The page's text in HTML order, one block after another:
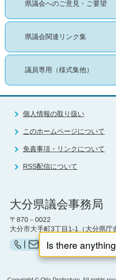
県議会へのご意見・ご要望
県議会関連リンク集
議員専用（様式集他）
個人情報の取り扱い
このホームページについて
免責事項・リンクについて
RSS配信について
大分県議会事務局
〒870－0022
大分市大手町3丁目1-1（大分県庁
お問い合わせ（県議会